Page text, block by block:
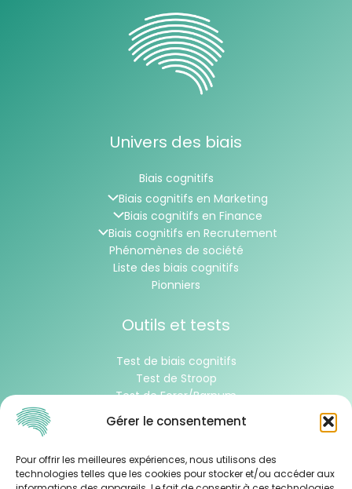
Gérer le consentement
Pour offrir les meilleures expériences, nous utilisons des
technologies telles que les cookies pour stocker et/ou accéder aux
Univers des biais
Biais cognitifs
Biais cognitifs en Marketing
Biais cognitifs en Finance
Biais cognitifs en Recrutement
Phénomènes de société
Liste des biais cognitifs
Pionniers
Outils et tests
Test de biais cognitifs
Test de Stroop
Test de Forer/Barnum
Test de Wason
À propos